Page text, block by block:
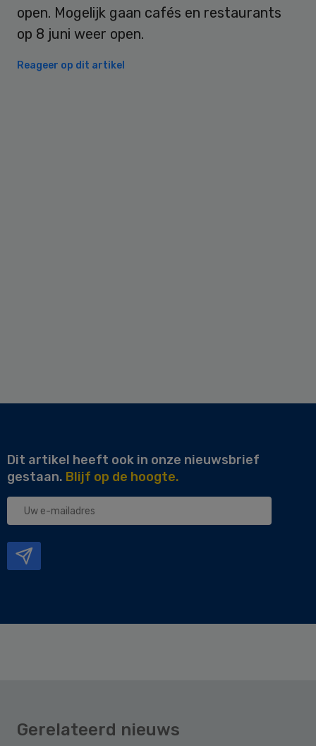
open. Mogelijk gaan cafés en restaurants
op 8 juni weer open.
Reageer op dit artikel
Dit artikel heeft ook in onze nieuwsbrief
gestaan. Blijf op de hoogte.
Uw
Gerelateerd nieuws